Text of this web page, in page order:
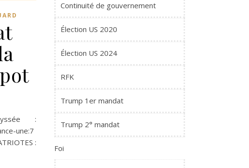
:
une:7
:
Continuité de gouvernement
Élection US 2020
Élection US 2024
RFK
Trump 1er mandat
Trump 2° mandat
Foi